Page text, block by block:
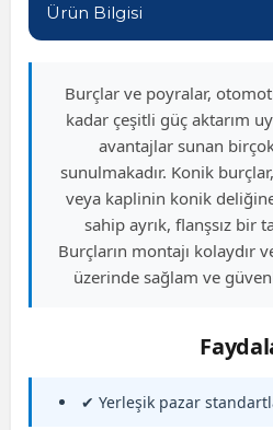
Rulman
Ürün Bilgisi
Burçlar ve poyralar,
kadar çeşitli güç aktarım
avantajlar sunan
sunulmakadır. Konik
veya kaplinin konik
sahip ayrık, flanşsız bir
Burçların montajı kolaydır
üzerinde sağlam ve
✔ Yerleşik pazar